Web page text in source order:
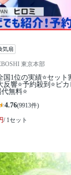
気扇
東京本部
国1位の実績⭐セット
反響⭐予約殺到⭐ピ
無料⭐
4.76(9913件)
/ 1セット